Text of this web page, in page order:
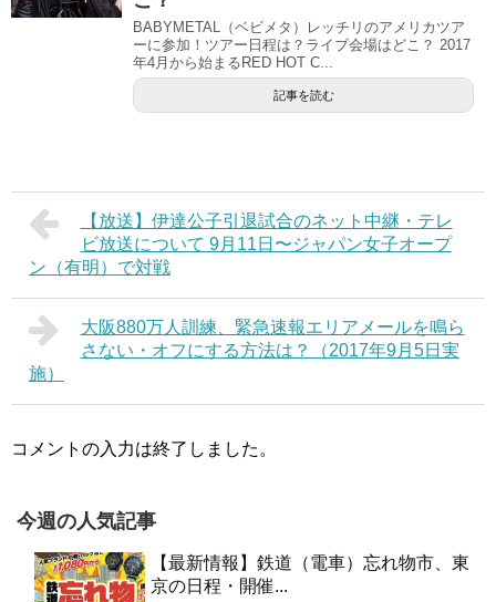
BABYMETAL（ベビメタ）レッチリのアメリカツア
ーに参加！ツアー日程は？ライブ会場はどこ？ 2017
年4月から始まるRED HOT C...
記事を読む
【放送】伊達公子引退試合のネット中継・テレ
ビ放送について 9月11日〜ジャパン女子オープ
ン（有明）で対戦
大阪880万人訓練、緊急速報エリアメールを鳴ら
さない・オフにする方法は？（2017年9月5日実
施）
コメントの入力は終了しました。
今週の人気記事
【最新情報】鉄道（電車）忘れ物市、東
京の日程・開催...